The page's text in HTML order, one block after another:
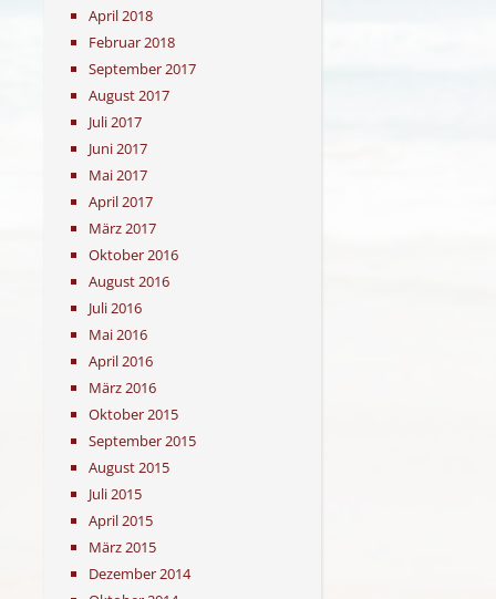
April 2018
Februar 2018
September 2017
August 2017
Juli 2017
Juni 2017
Mai 2017
April 2017
März 2017
Oktober 2016
August 2016
Juli 2016
Mai 2016
April 2016
März 2016
Oktober 2015
September 2015
August 2015
Juli 2015
April 2015
März 2015
Dezember 2014